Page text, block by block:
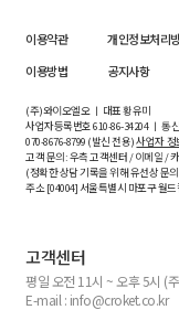
이용약관 개인정보처리
이용방법
공지사항
(주)와이오엘오 ㅣ 대표 황유미
사업자등록번호610-86-34204ㅣ 통
070-8676-8799 (발신 전용)사업자 정
고객 문의: 우측 고객센터 / 이메일 /
(정확한 상담 기록을 위해 유선상 문
주소 [04004] 서울특별시 마포구 월
고객센터
평일 오전 11시 ~ 오후 5시 (
E-mail : info@croket.co.kr